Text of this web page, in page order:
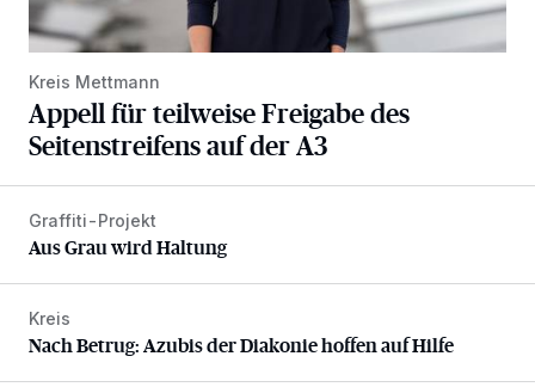
Kreis Mettmann
Appell für teilweise Freigabe des
Seitenstreifens auf der A3
Aus Grau wird Haltung
Graffiti-Projekt
Aus Grau wird Haltung
Nach Betrug: Azubis der Diakonie hoffen auf Hilfe
Kreis
Nach Betrug: Azubis der Diakonie hoffen auf Hilfe